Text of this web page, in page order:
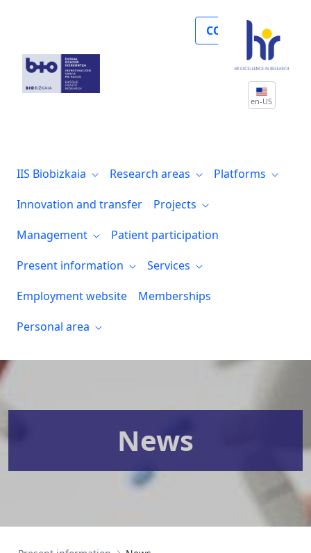
COLLABORATE
en-US
IIS Biobizkaia Research areas
Platforms
Innovation and transfer
Projects
Management
Patient participation
Present information
Services
Employment website
Memberships
Personal area
News